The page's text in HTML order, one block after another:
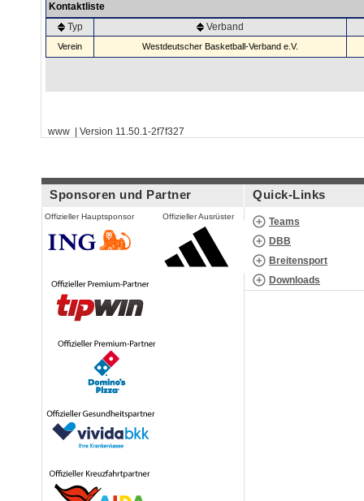
Kontaktliste
Typ
Verband
Verein Westdeutscher Basketball-Verband e.V.
www | Version 11.50.1-2f7f327
Sponsoren und Partner
Offizieller Hauptsponsor Offizieller Ausrüster
Quick-Links
Teams
DBB
Breitensport
Downloads